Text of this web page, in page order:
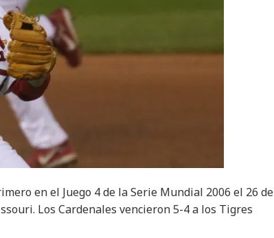
en el Juego 4 de la Serie Mundial 2006 el 26 de
Los Cardenales vencieron 5-4 a los Tigres